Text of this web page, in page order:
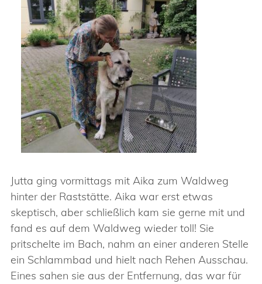
Jutta ging vormittags mit Aika zum Waldweg
hinter der Raststätte. Aika war erst etwas
skeptisch, aber schließlich kam sie gerne mit und
fand es auf dem Waldweg wieder toll! Sie
pritschelte im Bach, nahm an einer anderen Stelle
ein Schlammbad und hielt nach Rehen Ausschau.
Eines sahen sie aus der Entfernung, das war für